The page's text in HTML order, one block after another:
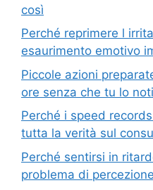
così
Perché reprimere l
esaurimento emotivo
Piccole azioni
ore senza che tu lo noti
Perché i speed
tutta la verità sul
Perché sentirsi in
problema di